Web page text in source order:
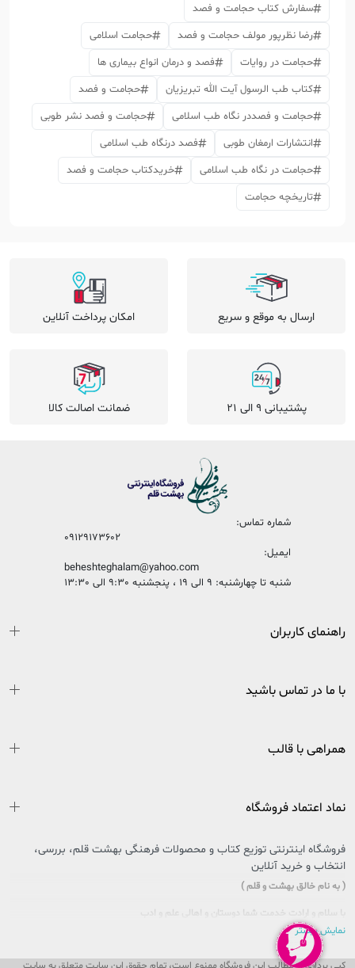
سفارش کتاب حجامت و فصد
رضا نظرپور مولف حجامت و فصد
حجامت اسلامی
حجامت در روایات
فصد و درمان انواع بیماری ها
کتاب طب الرسول آیت الله تبریزیان
حجامت و فصد
حجامت و فصددر نگاه طب اسلامی
حجامت و فصد نشر طوبی
انتشارات ارمغان طوبی
فصد درنگاه طب اسلامی
حجامت در نگاه طب اسلامی
خریدکتاب حجامت و فصد
تاریخچه حجامت
ارسال به موقع و سریع امکان پرداخت آنلاین
پشتیبانی 9 الی 21 ضمانت اصالت کالا
شماره تماس:
09129173602
ایمیل:
beheshteghalam@yahoo.com
شنبه تا چهارشنبه: 9 الی 19 ، پنجشنبه 9:30 الی 13:30
راهنمای کاربران
با ما در تماس باشید
همراهی با قالب
نماد اعتماد فروشگاه
فروشگاه اینترنتی توزیع کتاب و محصولات فرهنگی بهشت قلم، بررسی،
انتخاب و خرید آنلاین
( به نام خالق بهشت و قلم )
با سلام و ارادت خدمت شما دوستان و اهالی علم و ادب
سایتی را که در پیش روی دارید حاصل تلاش بی وقفه جمعی از جوانان اهل فرهنگ و کتاب
کشور عزیزمان ایران است که در راستای تحقق امر و فرمایشات مقام معظم رهبری در
نمایش بیشتر